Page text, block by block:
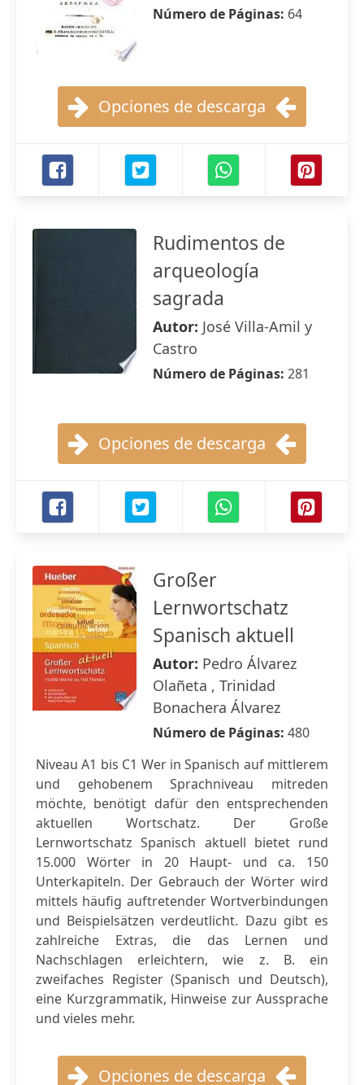
Número de Páginas: 64
Opciones de descarga
Rudimentos de
arqueología
sagrada
Autor: José Villa-Amil y
Castro
Número de Páginas: 281
Opciones de descarga
Großer
Lernwortschatz
Spanisch aktuell
Autor: Pedro Álvarez
Olañeta , Trinidad
Bonachera Álvarez
Número de Páginas: 480
Niveau A1 bis C1 Wer in Spanisch auf mittlerem
und gehobenem Sprachniveau mitreden
möchte, benötigt dafür den entsprechenden
aktuellen Wortschatz. Der Große
Lernwortschatz Spanisch aktuell bietet rund
15.000 Wörter in 20 Haupt- und ca. 150
Unterkapiteln. Der Gebrauch der Wörter wird
mittels häufig auftretender Wortverbindungen
und Beispielsätzen verdeutlicht. Dazu gibt es
zahlreiche Extras, die das Lernen und
Nachschlagen erleichtern, wie z. B. ein
zweifaches Register (Spanisch und Deutsch),
eine Kurzgrammatik, Hinweise zur Aussprache
und vieles mehr.
Opciones de descarga